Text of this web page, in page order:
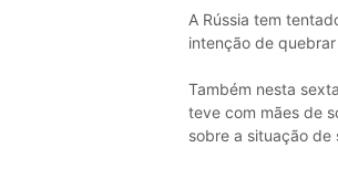
A Rússia tem
intenção de
Também nesta
teve com mães de
sobre a situação de